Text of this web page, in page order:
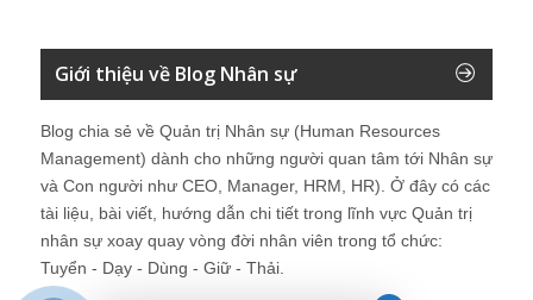
Giới thiệu về Blog Nhân sự
Blog chia sẻ về Quản trị Nhân sự (Human Resources
Management) dành cho những người quan tâm tới Nhân sự
và Con người như CEO, Manager, HRM, HR). Ở đây có các
tài liệu, bài viết, hướng dẫn chi tiết trong lĩnh vực Quản trị
nhân sự xoay quay vòng đời nhân viên trong tổ chức:
Tuyển - Dạy - Dùng - Giữ - Thải.